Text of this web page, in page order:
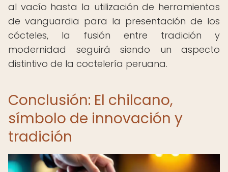
al vacío hasta la utilización de herramientas
de vanguardia para la presentación de los
cócteles, la fusión entre tradición y
modernidad seguirá siendo un aspecto
distintivo de la coctelería peruana.
Conclusión: El chilcano,
símbolo de innovación y
tradición